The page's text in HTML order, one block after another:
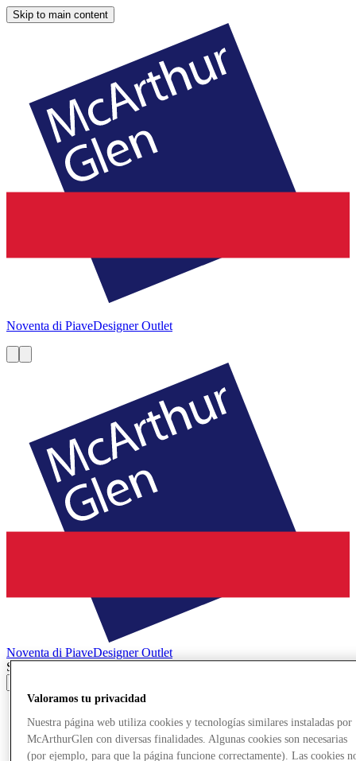
Skip to main content
Noventa di PiaveDesigner Outlet
Noventa di PiaveDesigner Outlet
Search input
Ofertas
Planifica tu visita
¿Qué pasa?
Valoramos tu privacidad
Nuestra página web utiliza cookies y tecnologías similares instaladas por
McArthurGlen con diversas finalidades. Algunas cookies son necesarias
(por ejemplo, para que la página funcione correctamente). Las cookies